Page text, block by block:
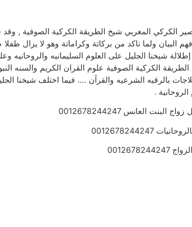
الشيخ نسبة إلى سيدي ابا نصير الكركي المغربي شيخ الطريقة الكركية
البيان ولما تاكد من بركاتة وكراماتة وهو لا يزال
شيخنا الجليل على العلوم السليمانيه والروحانيه
الكركية الصوفية علوم القران الكريم والسنه
بالرقيه الشرعيه والقرآن …. فيما اختلف شيخنا
.
العانس 0012678244247